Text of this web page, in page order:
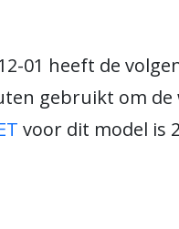
01 heeft de
gebruikt om
voor dit model is